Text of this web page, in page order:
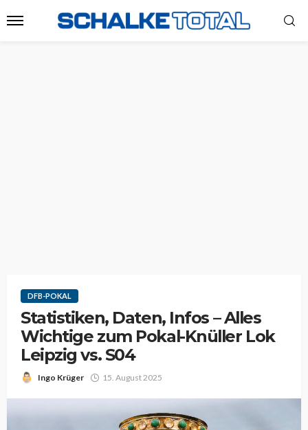
DFB-POKAL
Statistiken, Daten, Infos – Alles
Wichtige zum Pokal-Knüller Lok
Leipzig vs. S04
Ingo Krüger 15. August 2025